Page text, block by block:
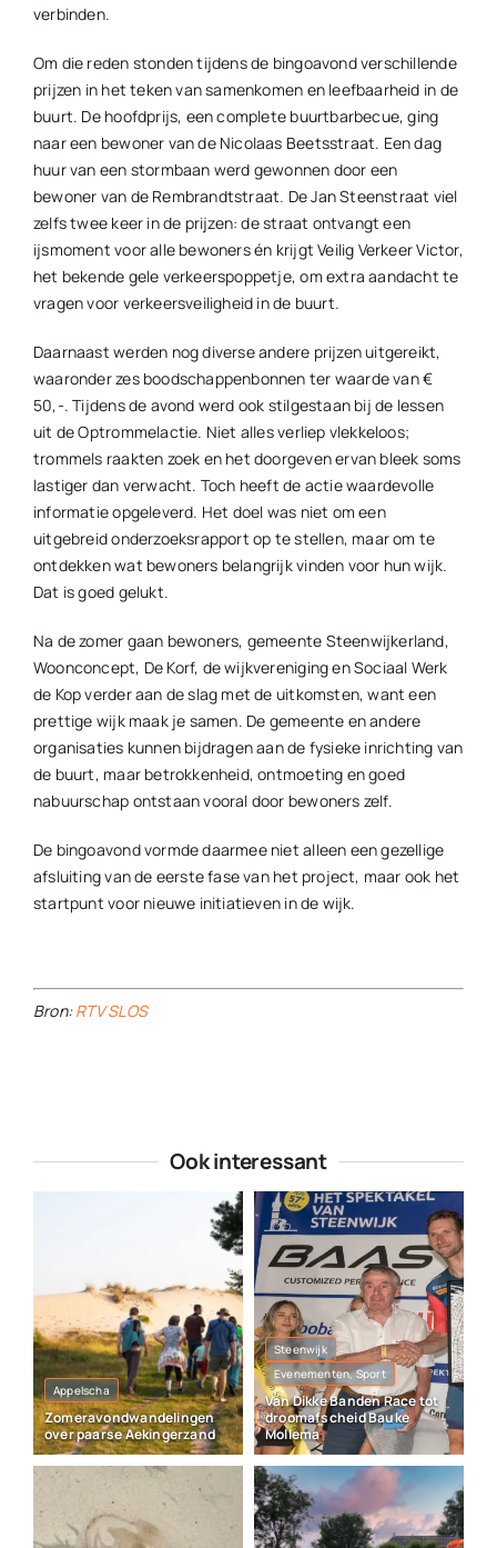
verbinden.
Om die reden stonden tijdens de bingoavond verschillende
prijzen in het teken van samenkomen en leefbaarheid in de
buurt. De hoofdprijs, een complete buurtbarbecue, ging
naar een bewoner van de Nicolaas Beetsstraat. Een dag
huur van een stormbaan werd gewonnen door een
bewoner van de Rembrandtstraat. De Jan Steenstraat viel
zelfs twee keer in de prijzen: de straat ontvangt een
ijsmoment voor alle bewoners én krijgt Veilig Verkeer Victor,
het bekende gele verkeerspoppetje, om extra aandacht te
vragen voor verkeersveiligheid in de buurt.
Daarnaast werden nog diverse andere prijzen uitgereikt,
waaronder zes boodschappenbonnen ter waarde van €
50,-. Tijdens de avond werd ook stilgestaan bij de lessen
uit de Optrommelactie. Niet alles verliep vlekkeloos;
trommels raakten zoek en het doorgeven ervan bleek soms
lastiger dan verwacht. Toch heeft de actie waardevolle
informatie opgeleverd. Het doel was niet om een
uitgebreid onderzoeksrapport op te stellen, maar om te
ontdekken wat bewoners belangrijk vinden voor hun wijk.
Dat is goed gelukt.
Na de zomer gaan bewoners, gemeente Steenwijkerland,
Woonconcept, De Korf, de wijkvereniging en Sociaal Werk
de Kop verder aan de slag met de uitkomsten, want een
prettige wijk maak je samen. De gemeente en andere
organisaties kunnen bijdragen aan de fysieke inrichting van
de buurt, maar betrokkenheid, ontmoeting en goed
nabuurschap ontstaan vooral door bewoners zelf.
De bingoavond vormde daarmee niet alleen een gezellige
afsluiting van de eerste fase van het project, maar ook het
startpunt voor nieuwe initiatieven in de wijk.
Bron:RTV SLOS
Ook interessant
Appelscha
Zomeravondwandelingen
over paarse Aekingerzand
Steenwijk
Evenementen, Sport
Van Dikke Banden Race tot
droomafscheid Bauke
Mollema